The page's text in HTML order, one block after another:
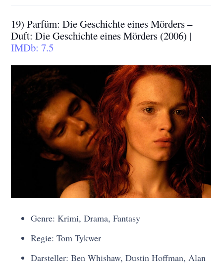
19) Parfüm: Die Geschichte eines Mörders –
Duft: Die Geschichte eines Mörders (2006) |
IMDb: 7.5
Genre: Krimi, Drama, Fantasy
Regie: Tom Tykwer
Darsteller: Ben Whishaw, Dustin Hoffman, Alan